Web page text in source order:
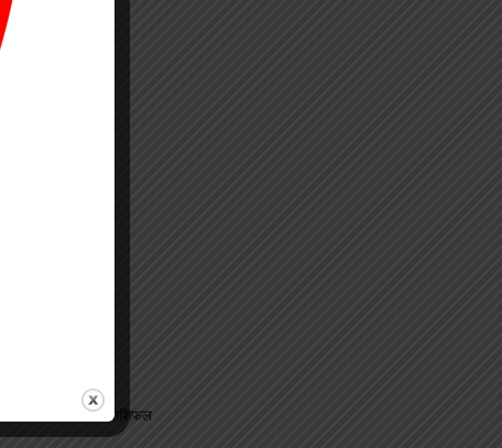
जानिए अपना राशिफल